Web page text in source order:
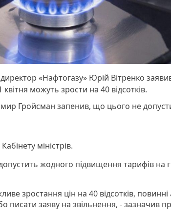
«Нафтогазу» Юрій Вітренко
можуть зрости на 40 відсотків.
Гройсман запенив, що цього не
міністрів.
жодного підвищення тарифів на
зростання цін на 40 відсотків, повинні
писати заяву на звільнення, - зазначив